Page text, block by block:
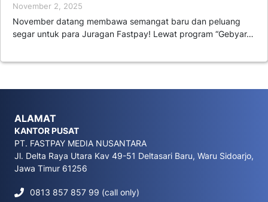
November 2, 2025
November datang membawa semangat baru dan peluang
segar untuk para Juragan Fastpay! Lewat program “Gebyar…
ALAMAT
KANTOR PUSAT
PT. FASTPAY MEDIA NUSANTARA
Jl. Delta Raya Utara Kav 49-51 Deltasari Baru, Waru Sidoarjo,
Jawa Timur 61256
0813 857 857 99 (call only)